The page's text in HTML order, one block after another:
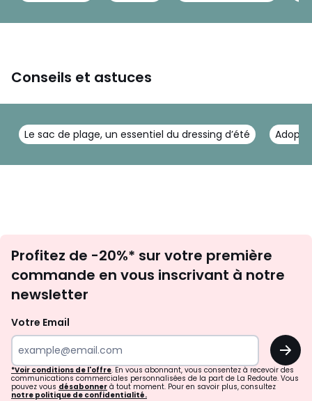
Conseils et astuces
Le sac de plage, un essentiel du dressing d’été
newsletter
Profitez de -20%* sur votre première
commande en vous inscrivant à notre
newsletter
Votre Email
OK
*Voir conditions de l'offre. En vous abonnant, vous consentez à recevoir des
communications commerciales personnalisées de la part de La Redoute. Vous
pouvez vous désabonner à tout moment. Pour en savoir plus, consultez
notre politique de confidentialité.